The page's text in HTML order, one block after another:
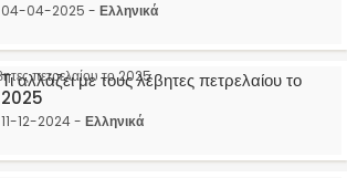
04-04-2025 - Ελληνικά
Τι αλλάζει με τους λέβητες πετρελαίου το
2025
11-12-2024 - Ελληνικά